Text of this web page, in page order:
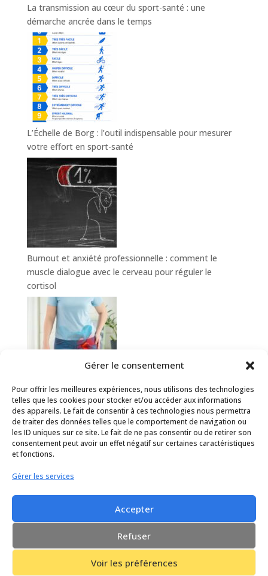
Gérer le consentement
Pour offrir les meilleures expériences, nous utilisons des technologies
telles que les cookies pour stocker et/ou accéder aux informations
des appareils. Le fait de consentir à ces technologies nous permettra
de traiter des données telles que le comportement de navigation ou
les ID uniques sur ce site. Le fait de ne pas consentir ou de retirer son
consentement peut avoir un effet négatif sur certaines caractéristiques
et fonctions.
Gérer les services
Accepter
Refuser
Voir les préférences
La transmission au cœur du sport-santé : une
démarche ancrée dans le temps
L’Échelle de Borg : l’outil indispensable pour mesurer
votre effort en sport-santé
Burnout et anxiété professionnelle : comment le
muscle dialogue avec le cerveau pour réguler le
cortisol
Hanche douloureuse : comment le sport-santé aide à
prévenir et soulager la coxalgie
Elegant Themes